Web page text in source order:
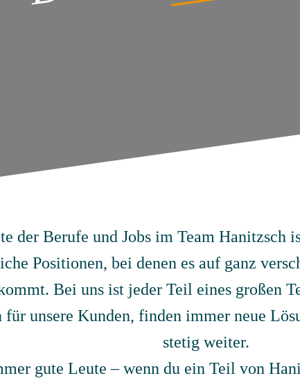
der Berufe und Jobs im Team Hanitzsch
Positionen, bei denen es auf ganz
Bei uns ist jeder Teil eines großen
unsere Kunden, finden immer neue
stetig weiter.
gute Leute – wenn du ein Teil von